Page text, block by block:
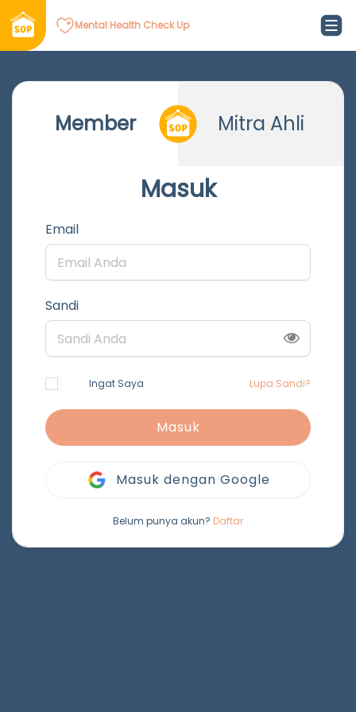
Mental Health Check Up
Member Mitra Ahli
Masuk
Email
Sandi
Ingat Saya Lupa Sandi?
Masuk
Masuk dengan Google
Belum punya akun? Daftar